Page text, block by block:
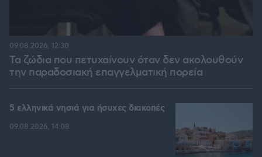
Τα ζώδια που πετυχαίνουν όταν δεν ακολουθούν
την παραδοσιακή επαγγελματική πορεία
09.08.2026, 12:30
5 ελληνικά νησιά για ήσυχες διακοπές
09.08.2026, 14:08